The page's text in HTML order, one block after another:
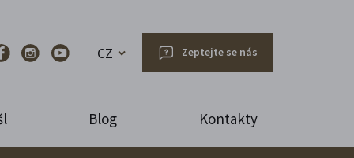
CZ Zeptejte se nás
Blog Kontakty